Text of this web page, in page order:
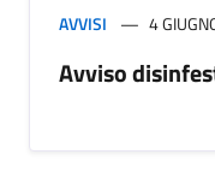
AVVISI 4
Avviso